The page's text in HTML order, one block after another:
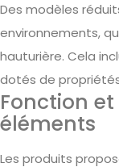
Des modèles
environnements,
hauturière. Cela
dotés de
Fonction
éléments
Les produits